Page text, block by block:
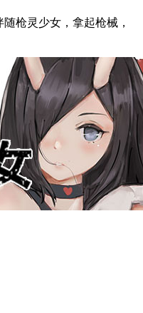
枪灵少女，拿起枪械，